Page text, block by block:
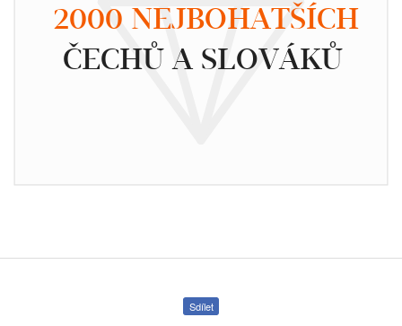
2000 NEJBOHATŠÍCH
ČECHŮ A SLOVÁKŮ
Sdílet